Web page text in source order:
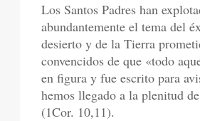
Los Santos Padres han
abundantemente el tema del
desierto y de la Tierra
convencidos de que «todo
en figura y fue escrito para
hemos llegado a la plenitud
(1Cor. 10,11).